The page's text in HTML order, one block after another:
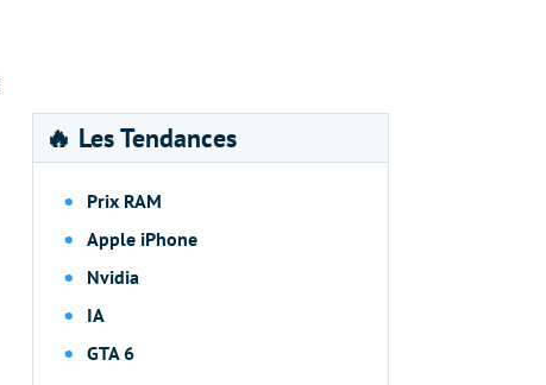
🔥 Les Tendances
Prix RAM
Apple iPhone
Nvidia
IA
GTA 6